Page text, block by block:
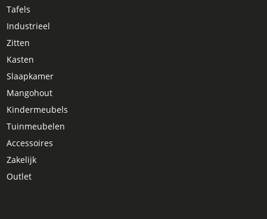
Tafels
Industrieel
Zitten
Kasten
Slaapkamer
Mangohout
Kindermeubels
Tuinmeubelen
Accessoires
Zakelijk
Outlet